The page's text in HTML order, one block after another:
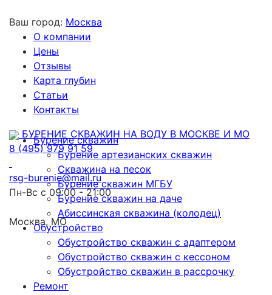
Ваш город: Москва
О компании
Цены
Отзывы
Карта глубин
Статьи
Контакты
БУРЕНИЕ СКВАЖИН НА ВОДУ В МОСКВЕ И МО
8 (495) 979 91 59
rsg-burenie@mail.ru
Пн-Вс с 09:00 - 21:00
Москва, МО
Бурение скважин
Бурение артезианских скважин
Скважина на песок
Бурение скважин МГБУ
Бурение скважин на даче
Абиссинская скважина (колодец)
Обустройство
Обустройство скважин с адаптером
Обустройство скважин с кессоном
Обустройство скважин в рассрочку
Ремонт